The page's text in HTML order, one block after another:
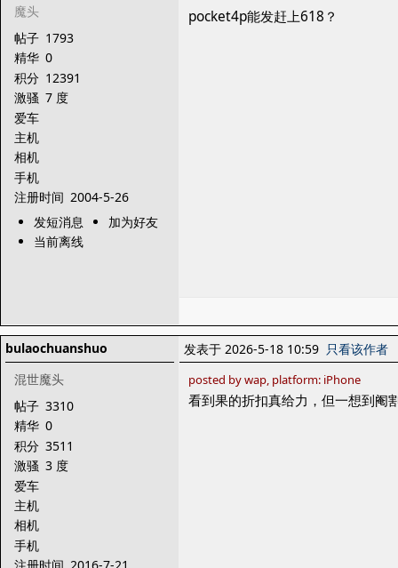
魔头
帖子 1793
精华 0
积分 12391
激骚 7 度
爱车
主机
相机
手机
注册时间 2004-5-26
发短消息
加为好友
当前离线
pocket4p能发赶上618？
bulaochuanshuo
混世魔头
帖子 3310
精华 0
积分 3511
激骚 3 度
爱车
主机
相机
手机
发表于 2026-5-18 10:59 只看该作者
posted by wap, platform: iPhone
看到果的折扣真给力，但一想到阉